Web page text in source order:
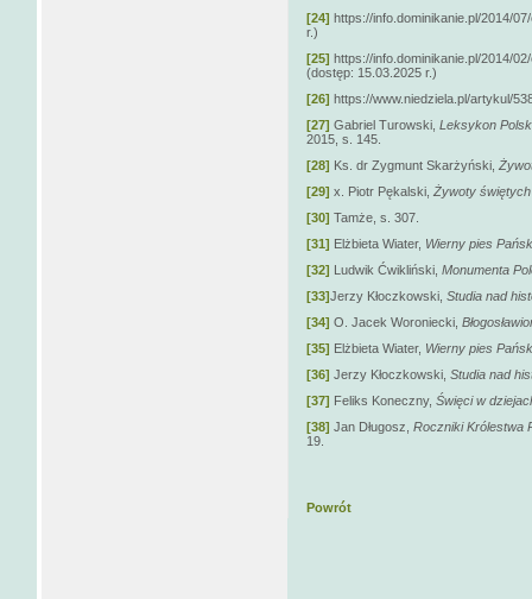
[24] https://info.dominikanie.pl/2014/
r.)
[25] https://info.dominikanie.pl/2014/
(dostęp: 15.03.2025 r.)
[26] https://www.niedziela.pl/artykul/
[27] Gabriel Turowski, Leksykon
2015, s. 145.
[28] Ks. dr Zygmunt Skarżyński,
[29] x. Piotr Pękalski, Żywoty
[30] Tamże, s. 307.
[31] Elżbieta Wiater, Wierny pies
[32] Ludwik Ćwikliński, Monumenta
[33]Jerzy Kłoczkowski, Studia nad
[34] O. Jacek Woroniecki,
[35] Elżbieta Wiater, Wierny pies
[36] Jerzy Kłoczkowski, Studia nad
[37] Feliks Koneczny, Święci w
[38] Jan Długosz, Roczniki Królestwa
19.
Powrót